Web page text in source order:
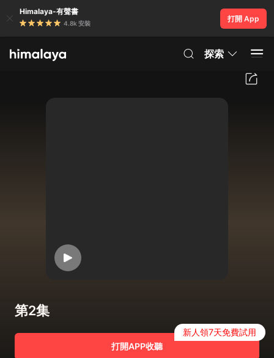
Himalaya-有聲書
4.8k 安裝
打開 App
探索
第2集
打開APP收聽
新人領7天免費試用